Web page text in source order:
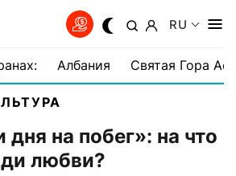
RU
Албания Святая Гора
на побег»: на что
любви?